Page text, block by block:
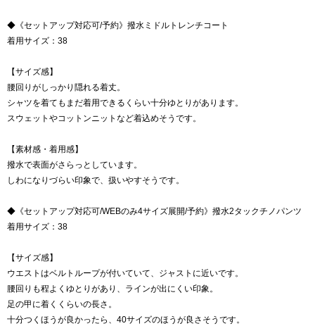
◆《セットアップ対応可/予約》撥水ミドルトレンチコート
着用サイズ：38
【サイズ感】
腰回りがしっかり隠れる着丈。
シャツを着てもまだ着用できるくらい十分ゆとりがあります。
スウェットやコットンニットなど着込めそうです。
【素材感・着用感】
撥水で表面がさらっとしています。
しわになりづらい印象で、扱いやすそうです。
◆《セットアップ対応可/WEBのみ4サイズ展開/予約》撥水2タックチノパンツ
着用サイズ：38
【サイズ感】
ウエストはベルトループが付いていて、ジャストに近いです。
腰回りも程よくゆとりがあり、ラインが出にくい印象。
足の甲に着くくらいの長さ。
十分つくほうが良かったら、40サイズのほうが良さそうです。